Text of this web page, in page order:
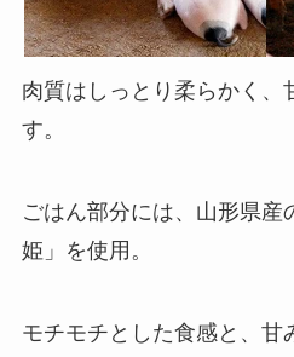
肉質はしっとり柔らかく、
す。
ごはん部分には、山形県産
姫」を使用。
モチモチとした食感と、甘